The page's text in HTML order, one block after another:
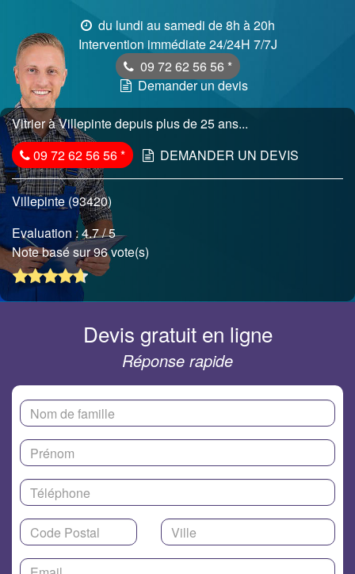
du lundi au samedi de 8h à 20h
Intervention immédiate 24/24H 7/7J
09 72 62 56 56 *
Demander un devis
Vitrier à Villepinte depuis plus de 25 ans...
09 72 62 56 56* DEMANDER UN DEVIS
Villepinte (93420)
Evaluation :4.7/ 5
Note basé sur 96 vote(s)
Devis gratuit en ligne
Réponse rapide